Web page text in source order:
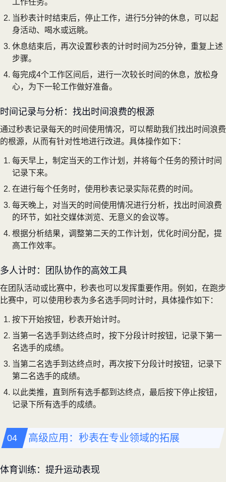
当秒表计时结束后，停止工作，进行5分钟的休息，可以起
身活动、喝水或远眺。
休息结束后，再次设置秒表的计时时间为25分钟，重复上述
步骤。
每完成4个工作区间后，进行一次较长时间的休息，放松身
心，为下一轮工作做好准备。
时间记录与分析：找出时间浪费的根源
通过秒表记录每天的时间使用情况，可以帮助我们找出时间浪费
的根源，从而有针对性地进行改进。具体操作如下：
每天早上，制定当天的工作计划，并将每个任务的预计时间
记录下来。
在进行每个任务时，使用秒表记录实际花费的时间。
每天晚上，对当天的时间使用情况进行分析，找出时间浪费
的环节，如社交媒体浏览、无意义的会议等。
根据分析结果，调整第二天的工作计划，优化时间分配，提
高工作效率。
多人计时：团队协作的高效工具
在团队活动或比赛中，秒表也可以发挥重要作用。例如，在跑步
比赛中，可以使用秒表为多名选手同时计时，具体操作如下：
按下开始按钮，秒表开始计时。
当第一名选手到达终点时，按下分段计时按钮，记录下第一
名选手的成绩。
当第二名选手到达终点时，再次按下分段计时按钮，记录下
第二名选手的成绩。
以此类推，直到所有选手都到达终点，最后按下停止按钮，
记录下所有选手的成绩。
高级应用：秒表在专业领域的拓展
体育训练：提升运动表现